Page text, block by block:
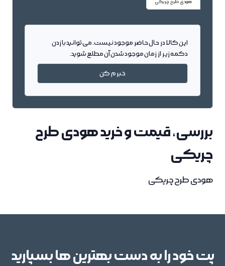
هودی طرح چریکی
این کالا در حال حاضر موجود نیست. می توانید با زدن
دکمه زیر از زمان موجود شدن آن مطلع شوید.
خبرم کن
بررسی، قیمت و خرید هودی طرح
چریکی
هودی طرح چریکی
پت خود را به دست بهترین ها بسپارید